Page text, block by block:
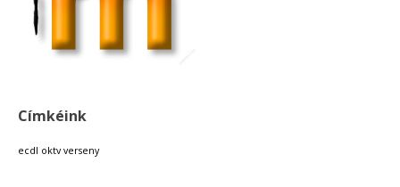
21:00
Címkéink
ecdl oktv verseny